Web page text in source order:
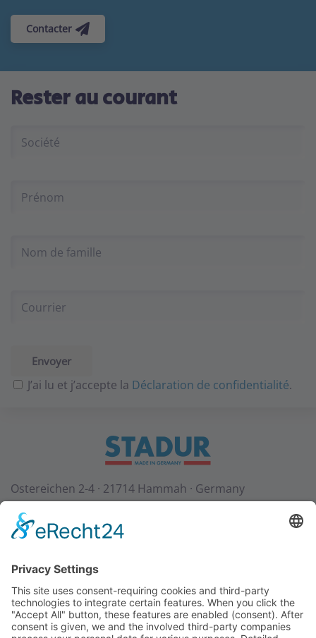
Contacter
Rester au courant
J’ai lu et j’accepte la Déclaration de confidentialité.
Ostereichen 2-4 · 21714 Hammah · Germany
Contact Téléchargements
CGV
+49 (0) 4144 - 234 0
+49 (0) 4144 - 234 100
stadur@stadur.com